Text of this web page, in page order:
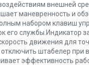
внешней
маневренность и
набором клавиш
его службы.Индикатор
движения для
штабелер при
эффективность